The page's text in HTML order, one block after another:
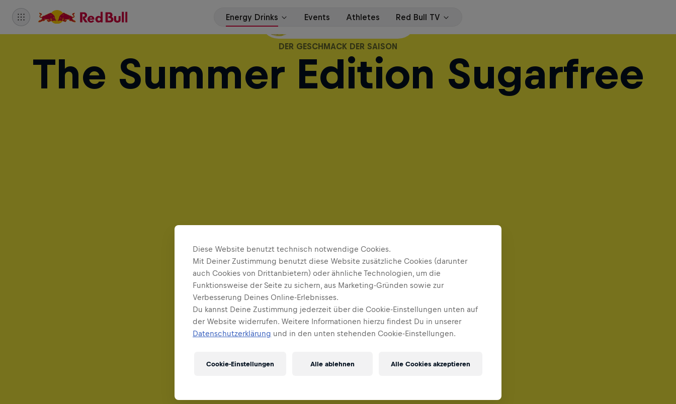
The Summer Edition Sugarfree
DER GESCHMACK DER SAISON
Auch mit Zucker erhältlich
Diese Website benutzt technisch notwendige Cookies.
Mit Deiner Zustimmung benutzt diese Website zusätzliche Cookies (darunter
auch Cookies von Drittanbietern) oder ähnliche Technologien, um die
Funktionsweise der Seite zu sichern, aus Marketing-Gründen sowie zur
Verbesserung Deines Online-Erlebnisses.
Du kannst Deine Zustimmung jederzeit über die Cookie-Einstellungen unten auf
der Website widerrufen. Weitere Informationen hierzu findest Du in unserer
Datenschutzerklärung und in den unten stehenden Cookie-Einstellungen.
Cookie-Einstellungen Alle ablehnen Alle Cookies akzeptieren